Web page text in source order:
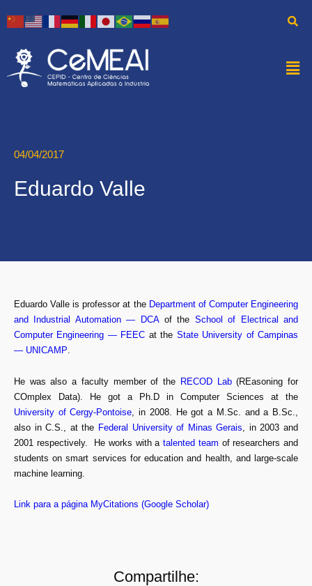
04/04/2017
Eduardo Valle
Eduardo Valle is professor at the Department of Computer Engineering
and Industrial Automation — DCAof the School of Electrical and
Computer Engineering — FEEC at the State University of Campinas
— UNICAMP.
He was also a faculty member of the RECOD Lab(REasoning for
COmplex Data). He got a Ph.D in Computer Sciences at the
University of Cergy-Pontoise , in 2008. He got a M.Sc. and a B.Sc.,
also in C.S., at the Federal University of Minas Gerais , in 2003 and
2001 respectively. He works with atalented team of researchers and
students on smart services for education and health, and large-scale
machine learning.
Link para a página MyCitations (Google Scholar)
Compartilhe: